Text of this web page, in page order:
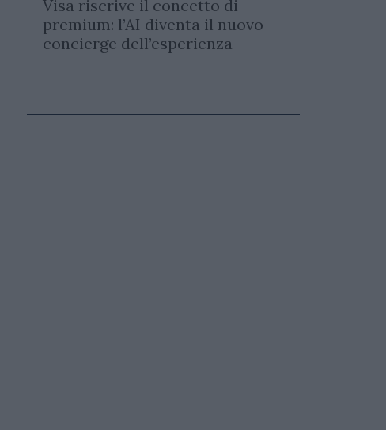
Visa riscrive il concetto di
premium: l’AI diventa il nuovo
concierge dell’esperienza